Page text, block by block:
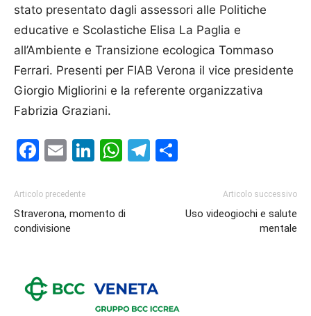
stato presentato dagli assessori alle Politiche
educative e Scolastiche Elisa La Paglia e
all’Ambiente e Transizione ecologica Tommaso
Ferrari. Presenti per FIAB Verona il vice presidente
Giorgio Migliorini e la referente organizzativa
Fabrizia Graziani.
Facebook
EmailLinkedIn
WhatsApp
Telegram
Articolo precedente
Straverona, momento di
condivisione
Articolo successivo
Uso videogiochi e salute
mentale